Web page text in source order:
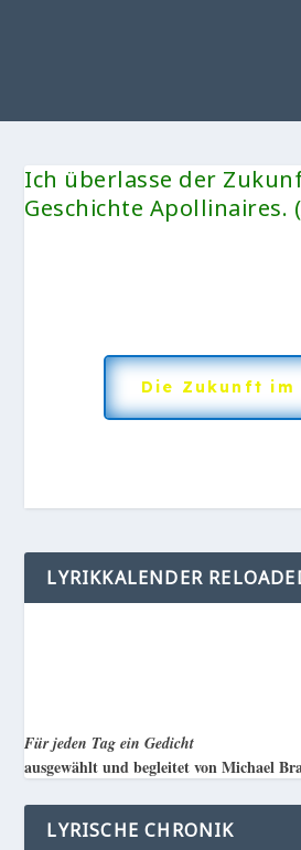
Ich überlasse der
Geschichte Apollinaires.
Die Zukunft im
LYRIKKALENDER
Für jeden Tag ein Gedicht
ausgewählt und begleitet von Michael
LYRISCHE CHRONIK